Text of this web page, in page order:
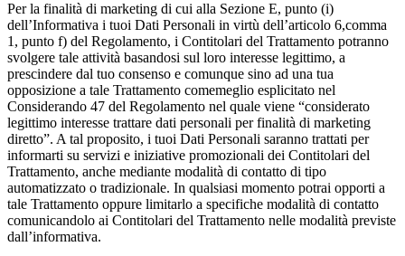
Per la finalità di marketing di cui alla Sezione E, punto (i)
dell’Informativa i tuoi Dati Personali in virtù dell’articolo 6,comma
1, punto f) del Regolamento, i Contitolari del Trattamento potranno
svolgere tale attività basandosi sul loro interesse legittimo, a
prescindere dal tuo consenso e comunque sino ad una tua
opposizione a tale Trattamento comemeglio esplicitato nel
Considerando 47 del Regolamento nel quale viene “considerato
legittimo interesse trattare dati personali per finalità di marketing
diretto”. A tal proposito, i tuoi Dati Personali saranno trattati per
informarti su servizi e iniziative promozionali dei Contitolari del
Trattamento, anche mediante modalità di contatto di tipo
automatizzato o tradizionale. In qualsiasi momento potrai opporti a
tale Trattamento oppure limitarlo a specifiche modalità di contatto
comunicandolo ai Contitolari del Trattamento nelle modalità previste
dall’informativa.